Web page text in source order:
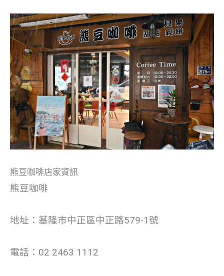
熊豆咖啡店家資訊
熊豆咖啡
地址：基隆市中正區中正路579-1號
電話：02 2463 1112